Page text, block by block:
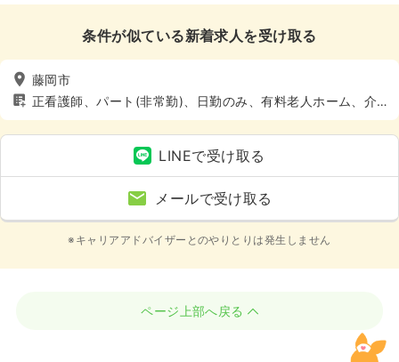
条件が似ている新着求人を受け取る
藤岡市
正看護師、パート(非常勤)、日勤のみ、有料老人ホーム、介
護・福祉系
LINEで受け取る
メールで受け取る
※キャリアアドバイザーとのやりとりは発生しません
ページ上部へ戻る